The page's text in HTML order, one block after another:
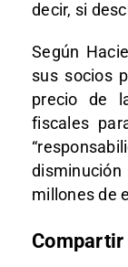
decir, si
Según
sus socios
precio de
fiscales
millones de
Compartir